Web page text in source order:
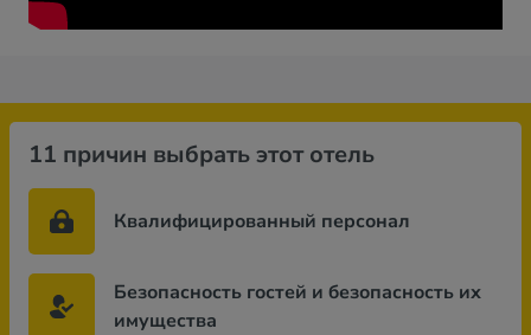
11 причин выбрать этот отель
Квалифицированный персонал
Безопасность гостей и безопасность их
имущества